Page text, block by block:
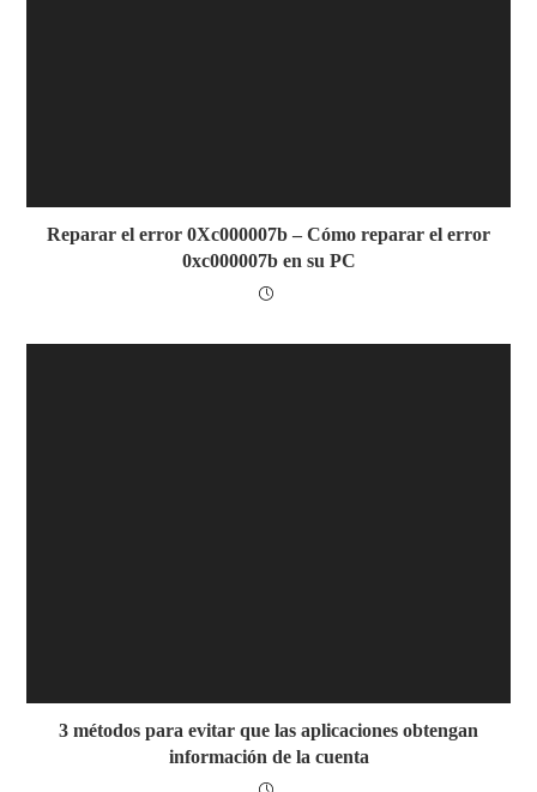
Reparar el error 0Xc000007b – Cómo reparar el error
0xc000007b en su PC
3 métodos para evitar que las aplicaciones obtengan
información de la cuenta